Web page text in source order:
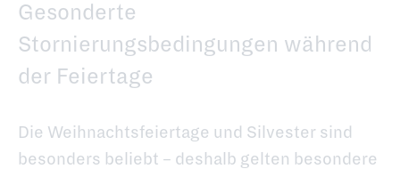
Gesonderte
Stornierungsbedingungen während
der Feiertage
Die Weihnachtsfeiertage und Silvester sind
besonders beliebt – deshalb gelten besondere